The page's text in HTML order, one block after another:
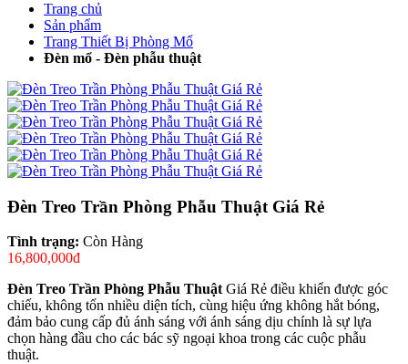
Trang chủ
Sản phẩm
Trang Thiết Bị Phòng Mổ
Đèn mổ - Đèn phẫu thuật
Đèn Treo Trần Phòng Phẫu Thuật Giá Rẻ
Tình trạng: Còn Hàng
16,800,000đ
Đèn Treo Trần Phòng Phẫu ThuậtGiá Rẻ điều khiển được góc
chiếu, không tốn nhiều diện tích, cùng hiệu ứng không hắt bóng,
đảm bảo cung cấp đủ ánh sáng với ánh sáng dịu chính là sự lựa
chọn hàng đầu cho các bác sỹ ngoại khoa trong các cuộc phẫu
thuật.